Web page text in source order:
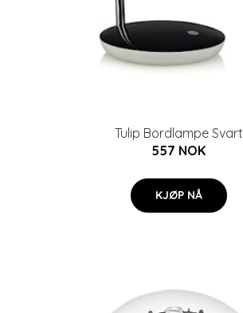
Tulip Bordlampe Svart
557 NOK
KJØP NÅ